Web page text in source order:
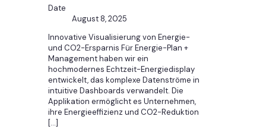
Date
August 8, 2025
Innovative Visualisierung von Energie-
und CO2-Ersparnis Für Energie-Plan +
Management haben wir ein
hochmodernes Echtzeit-Energiedisplay
entwickelt, das komplexe Datenströme in
intuitive Dashboards verwandelt. Die
Applikation ermöglicht es Unternehmen,
ihre Energieeffizienz und CO2-Reduktion
[…]